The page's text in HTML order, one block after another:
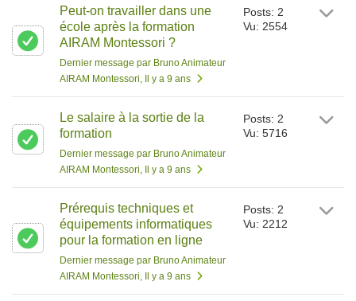
Peut-on travailler dans une
école après la formation
AIRAM Montessori ?
Dernier message par Bruno Animateur
AIRAM Montessori, Il y a 9 ans
Posts: 2
Vu: 2554
Le salaire à la sortie de la
formation
Dernier message par Bruno Animateur
AIRAM Montessori, Il y a 9 ans
Posts: 2
Vu: 5716
Prérequis techniques et
équipements informatiques
pour la formation en ligne
Dernier message par Bruno Animateur
AIRAM Montessori, Il y a 9 ans
Posts: 2
Vu: 2212